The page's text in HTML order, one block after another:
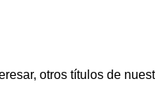
otros títulos de